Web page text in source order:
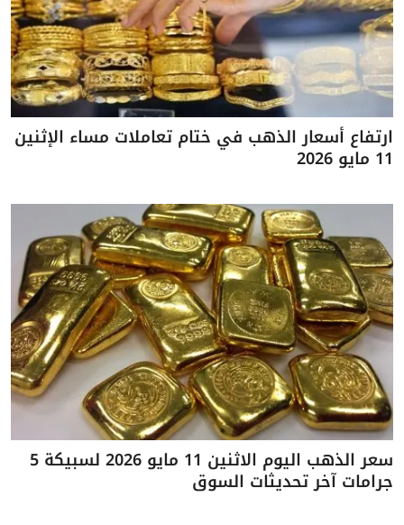
ارتفاع أسعار الذهب في ختام تعاملات مساء الإثنين
11 مايو 2026
سعر الذهب اليوم الاثنين 11 مايو 2026 لسبيكة 5
جرامات آخر تحديثات السوق